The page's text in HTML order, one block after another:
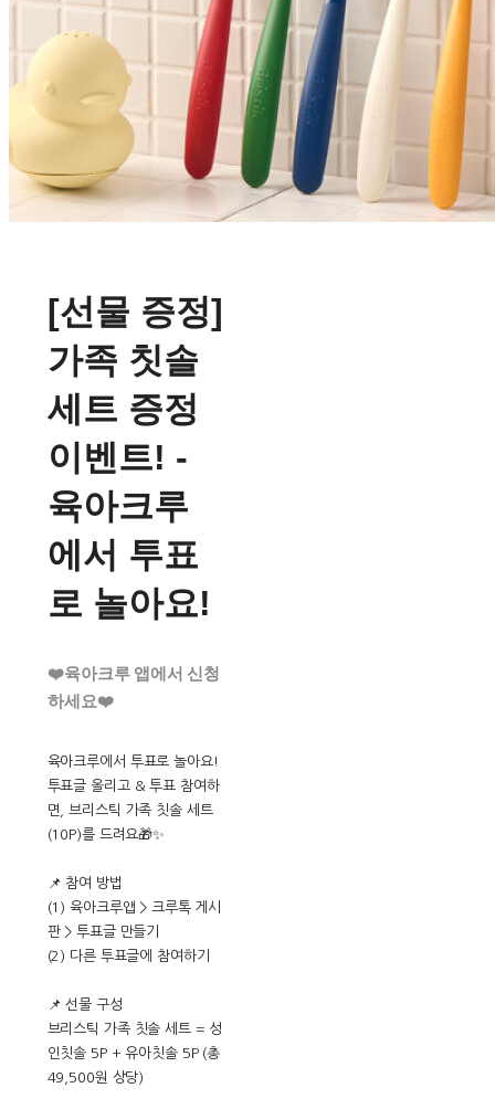
[선물 증정]
가족 칫솔
세트 증정
이벤트! -
육아크루
에서 투표
로 놀아요!
❤️육아크루 앱에서 신청
하세요❤️
육아크루에서 투표로 놀아요!
투표글 올리고 & 투표 참여하
면, 브리스틱 가족 칫솔 세트
(10P)를 드려요🎁✨
📌 참여 방법
(1) 육아크루앱 > 크루톡 게시
판 > 투표글 만들기
(2) 다른 투표글에 참여하기
📌 선물 구성
브리스틱 가족 칫솔 세트 = 성
인칫솔 5P + 유아칫솔 5P (총
49,500원 상당)